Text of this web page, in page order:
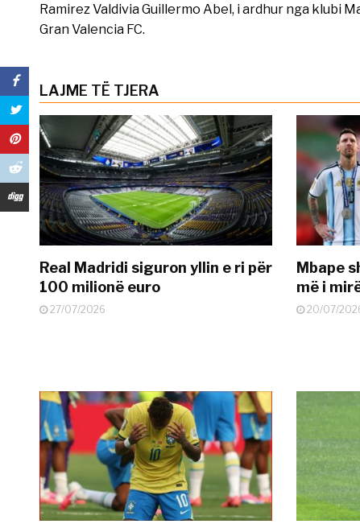
Ramirez Valdivia Guillermo Abel, i ardhur nga klubi
Gran Valencia FC.
LAJME TË TJERA
Real Madridi siguron yllin e ri për
100 milionë euro
27/07/2026
Mbape
më i
20/07/